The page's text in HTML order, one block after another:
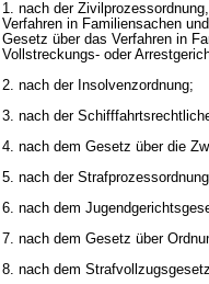
1. nach der
Verfahren in Familiensachen
Gesetz über das Verfahren in
Vollstreckungs- oder
2. nach der Insolvenzordnung;
3. nach der
4. nach dem Gesetz über die
5. nach der
6. nach dem
7. nach dem Gesetz über
8. nach dem